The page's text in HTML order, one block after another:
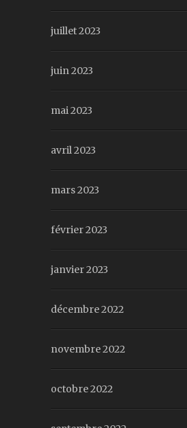
juillet 2023
juin 2023
mai 2023
avril 2023
mars 2023
février 2023
janvier 2023
décembre 2022
novembre 2022
octobre 2022